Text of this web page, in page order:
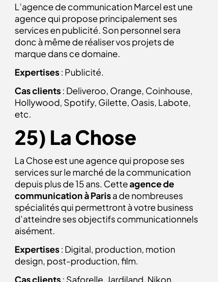
L’agence de communication Marcel est une
agence qui propose principalement ses
services en publicité. Son personnel sera
donc à même de réaliser vos projets de
marque dans ce domaine.
Expertises: Publicité.
Cas clients: Deliveroo, Orange, Coinhouse,
Hollywood, Spotify, Gilette, Oasis, Labote,
etc.
25) La Chose
La Chose est une agence qui propose ses
services sur le marché de la communication
depuis plus de 15 ans. Cetteagence de
communication à Parisa de nombreuses
spécialités qui permettront à votre business
d’atteindre ses objectifs communicationnels
aisément.
Expertises: Digital, production, motion
design, post-production, film.
Cas clients: Saforelle, Jardiland, Nikon,